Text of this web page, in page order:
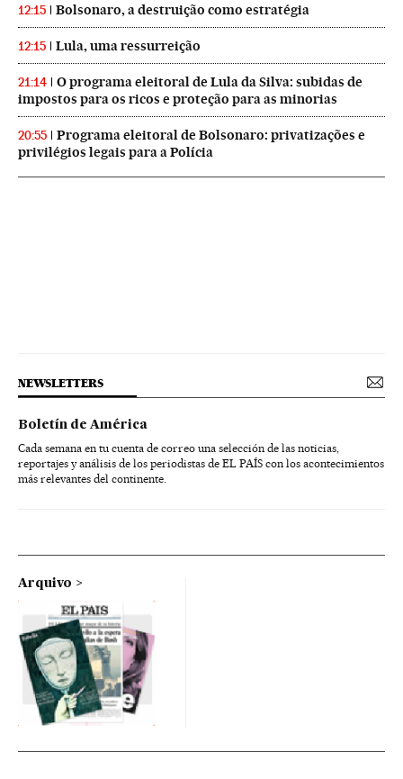
12:15 Bolsonaro, a destruição como estratégia
12:15 Lula, uma ressurreição
21:14
O programa eleitoral de Lula da Silva: subidas de
impostos para os ricos e proteção para as minorias
20:55
Programa eleitoral de Bolsonaro: privatizações e
privilégios legais para a Polícia
NEWSLETTERS
Boletín de América
Cada semana en tu cuenta de correo una selección de las noticias,
reportajes y análisis de los periodistas de EL PAÍS con los acontecimientos
más relevantes del continente.
Arquivo